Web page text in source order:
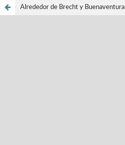
Alrededor de Brecht y Buenaventura